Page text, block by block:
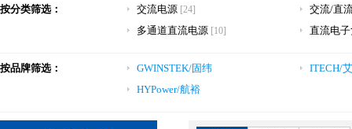
按分类筛选： 交流电源 [24]
交流/直
多通道直流电源 [10] 直流电
按品牌筛选： GWINSTEK/固纬
ITECH/
HYPower/航裕